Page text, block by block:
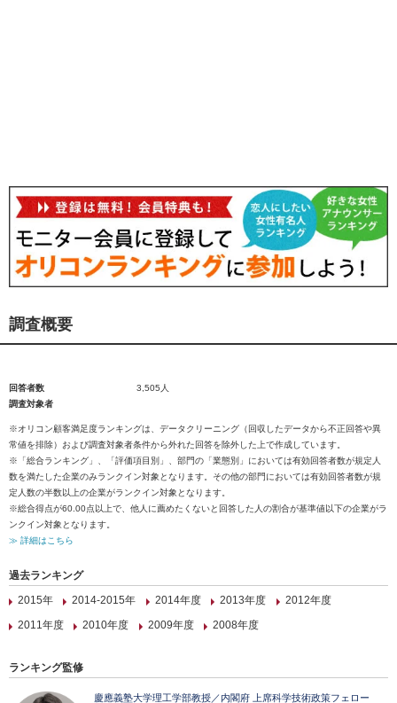
調査概要
回答者数
3,505人
調査対象者
※オリコン顧客満足度ランキングは、データクリーニング（回収したデータから不正回答や異
常値を排除）および調査対象者条件から外れた回答を除外した上で作成しています。
※「総合ランキング」、「評価項目別」、部門の「業態別」においては有効回答者数が規定人
数を満たした企業のみランクイン対象となります。その他の部門においては有効回答者数が規
定人数の半数以上の企業がランクイン対象となります。
※総合得点が60.00点以上で、他人に薦めたくないと回答した人の割合が基準値以下の企業がラ
ンクイン対象となります。
≫ 詳細はこちら
過去ランキング
2015年
2014-2015年 2014年度 2013年度
2012年度
2011年度
2010年度 2009年度 2008年度
ランキング監修
慶應義塾大学理工学部教授／内閣府 上席科学技術政策フェロー